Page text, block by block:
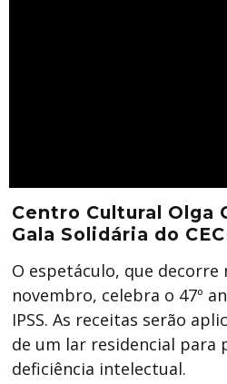
Centro Cultural Olga
Gala Solidária do
O espetáculo, que decorre
novembro, celebra o 47º
IPSS. As receitas serão
de um lar residencial para
deficiência intelectual.